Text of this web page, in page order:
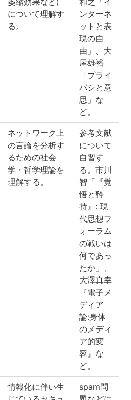
について理解す
る。
ンターネ
ットと表
現の自
由」、大
屋雄裕
「プライ
バシと意
思」な
ど。
ネットワーク上
の言論を分析す
るための社会
学・哲学理論を
理解する。
参考文献
について
自習す
る。市川
智「『覚
悟と矜
持』: 現
代思想フ
ォーラム
の戦いは
何であっ
たか」、
大澤真幸
『電子メ
ディア
論:身体
のメディ
ア的変
容』な
ど。
情報化に伴い生
spam問